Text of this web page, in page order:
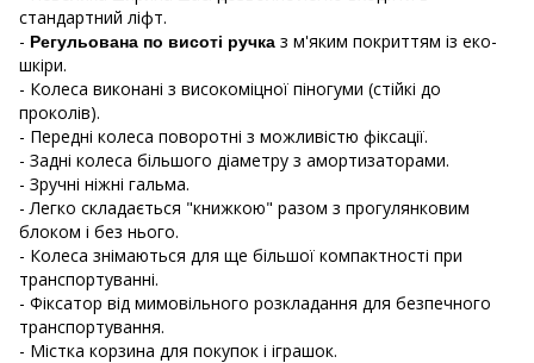
стандартний ліфт.
- Регульована по висоті ручка з м'яким покриттям із еко-
шкіри.
- Колеса виконані з високоміцної піногуми (стійкі до
проколів).
- Передні колеса поворотні з можливістю фіксації.
- Задні колеса більшого діаметру з амортизаторами.
- Зручні ніжні гальма.
- Легко складається "книжкою" разом з прогулянковим
блоком і без нього.
- Колеса знімаються для ще більшої компактності при
транспортуванні.
- Фіксатор від мимовільного розкладання для безпечного
транспортування.
- Містка корзина для покупок і іграшок.